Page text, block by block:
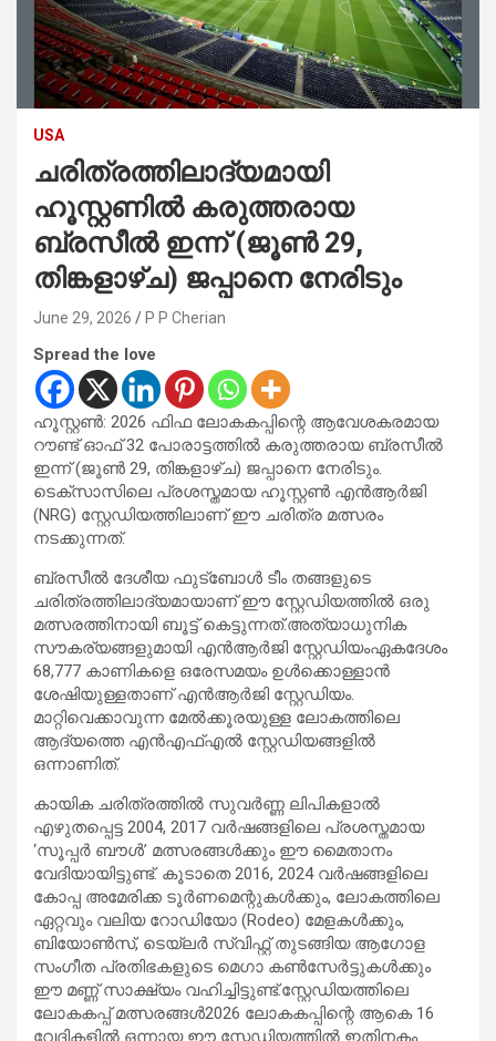
USA
ചരിത്രത്തിലാദ്യമായി
ഹൂസ്റ്റണിൽ കരുത്തരായ
ബ്രസീൽ ഇന്ന് (ജൂൺ 29,
തിങ്കളാഴ്ച) ജപ്പാനെ നേരിടും
June 29, 2026 P P Cherian
Spread the love
ഹൂസ്റ്റൺ: 2026 ഫിഫ ലോകകപ്പിന്റെ ആവേശകരമായ
റൗണ്ട് ഓഫ് 32 പോരാട്ടത്തിൽ കരുത്തരായ ബ്രസീൽ
ഇന്ന് (ജൂൺ 29, തിങ്കളാഴ്ച) ജപ്പാനെ നേരിടും.
ടെക്സാസിലെ പ്രശസ്തമായ ഹൂസ്റ്റൺ എൻആർജി
(NRG) സ്റ്റേഡിയത്തിലാണ് ഈ ചരിത്ര മത്സരം
നടക്കുന്നത്.
ബ്രസീൽ ദേശീയ ഫുട്ബോൾ ടീം തങ്ങളുടെ
ചരിത്രത്തിലാദ്യമായാണ് ഈ സ്റ്റേഡിയത്തിൽ ഒരു
മത്സരത്തിനായി ബൂട്ട് കെട്ടുന്നത്.അത്യാധുനിക
സൗകര്യങ്ങളുമായി എൻആർജി സ്റ്റേഡിയംഏകദേശം
68,777 കാണികളെ ഒരേസമയം ഉൾക്കൊള്ളാൻ
ശേഷിയുള്ളതാണ് എൻആർജി സ്റ്റേഡിയം.
മാറ്റിവെക്കാവുന്ന മേൽക്കൂരയുള്ള ലോകത്തിലെ
ആദ്യത്തെ എൻഎഫ്എൽ സ്റ്റേഡിയങ്ങളിൽ
ഒന്നാണിത്.
കായിക ചരിത്രത്തിൽ സുവർണ്ണ ലിപികളാൽ
എഴുതപ്പെട്ട 2004, 2017 വർഷങ്ങളിലെ പ്രശസ്തമായ
‘സൂപ്പർ ബൗൾ’ മത്സരങ്ങൾക്കും ഈ മൈതാനം
വേദിയായിട്ടുണ്ട്. കൂടാതെ 2016, 2024 വർഷങ്ങളിലെ
കോപ്പ അമേരിക്ക ടൂർണമെന്റുകൾക്കും, ലോകത്തിലെ
ഏറ്റവും വലിയ റോഡിയോ (Rodeo) മേളകൾക്കും,
ബിയോൺസ്, ടെയ്‌ലർ സ്വിഫ്റ്റ് തുടങ്ങിയ ആഗോള
സംഗീത പ്രതിഭകളുടെ മെഗാ കൺസേർട്ടുകൾക്കും
ഈ മണ്ണ് സാക്ഷ്യം വഹിച്ചിട്ടുണ്ട്.സ്റ്റേഡിയത്തിലെ
ലോകകപ്പ് മത്സരങ്ങൾ2026 ലോകകപ്പിന്റെ ആകെ 16
വേദികളിൽ ഒന്നായ ഈ സ്റ്റേഡിയത്തിൽ ഇതിനകം